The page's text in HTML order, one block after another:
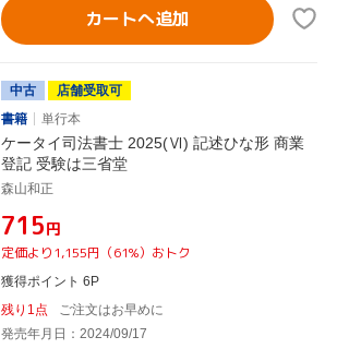
カートへ追加
中古
店舗受取可
書籍
単行本
ケータイ司法書士 2025(Ⅵ) 記述ひな形 商業
登記 受験は三省堂
森山和正
¥715円
定価より1,155円（61%）おトク
獲得ポイント 6P
残り1点
ご注文はお早めに
発売年月日：2024/09/17